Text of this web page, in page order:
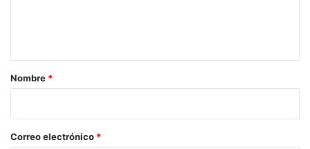
r
*
Nombre *
Correo electrónico *